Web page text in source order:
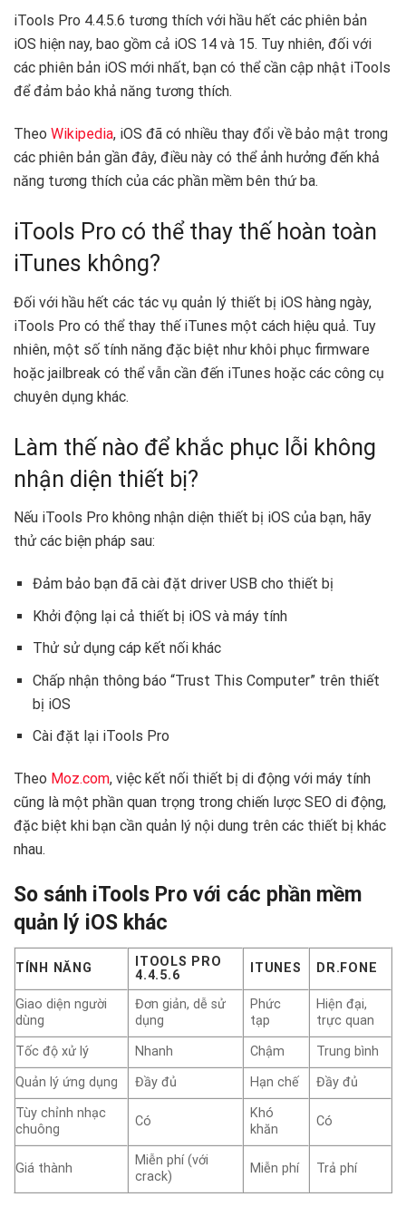
iTools Pro 4.4.5.6 tương thích với hầu hết các phiên bản
iOS hiện nay, bao gồm cả iOS 14 và 15. Tuy nhiên, đối với
các phiên bản iOS mới nhất, bạn có thể cần cập nhật iTools
để đảm bảo khả năng tương thích.
Theo Wikipedia, iOS đã có nhiều thay đổi về bảo mật trong
các phiên bản gần đây, điều này có thể ảnh hưởng đến khả
năng tương thích của các phần mềm bên thứ ba.
iTools Pro có thể thay thế hoàn toàn
iTunes không?
Đối với hầu hết các tác vụ quản lý thiết bị iOS hàng ngày,
iTools Pro có thể thay thế iTunes một cách hiệu quả. Tuy
nhiên, một số tính năng đặc biệt như khôi phục firmware
hoặc jailbreak có thể vẫn cần đến iTunes hoặc các công cụ
chuyên dụng khác.
Làm thế nào để khắc phục lỗi không
nhận diện thiết bị?
Nếu iTools Pro không nhận diện thiết bị iOS của bạn, hãy
thử các biện pháp sau:
Đảm bảo bạn đã cài đặt driver USB cho thiết bị
Khởi động lại cả thiết bị iOS và máy tính
Thử sử dụng cáp kết nối khác
Chấp nhận thông báo “Trust This Computer” trên thiết
bị iOS
Cài đặt lại iTools Pro
Theo Moz.com, việc kết nối thiết bị di động với máy tính
cũng là một phần quan trọng trong chiến lược SEO di động,
đặc biệt khi bạn cần quản lý nội dung trên các thiết bị khác
nhau.
So sánh iTools Pro với các phần mềm
quản lý iOS khác
TÍNH NĂNG
ITOOLS PRO
4.4.5.6
ITUNES DR.FONE
Giao diện người
dùng
Đơn giản, dễ sử
dụng
Phức
tạp
Hiện đại,
trực quan
Tốc độ xử lý
Nhanh Chậm
Trung bình
Quản lý ứng dụng
Đầy đủ Hạn chế
Đầy đủ
Tùy chỉnh nhạc
chuông
Có
Khó
khăn
Có
Giá thành
Miễn phí (với
crack)
Miễn phí Trả phí